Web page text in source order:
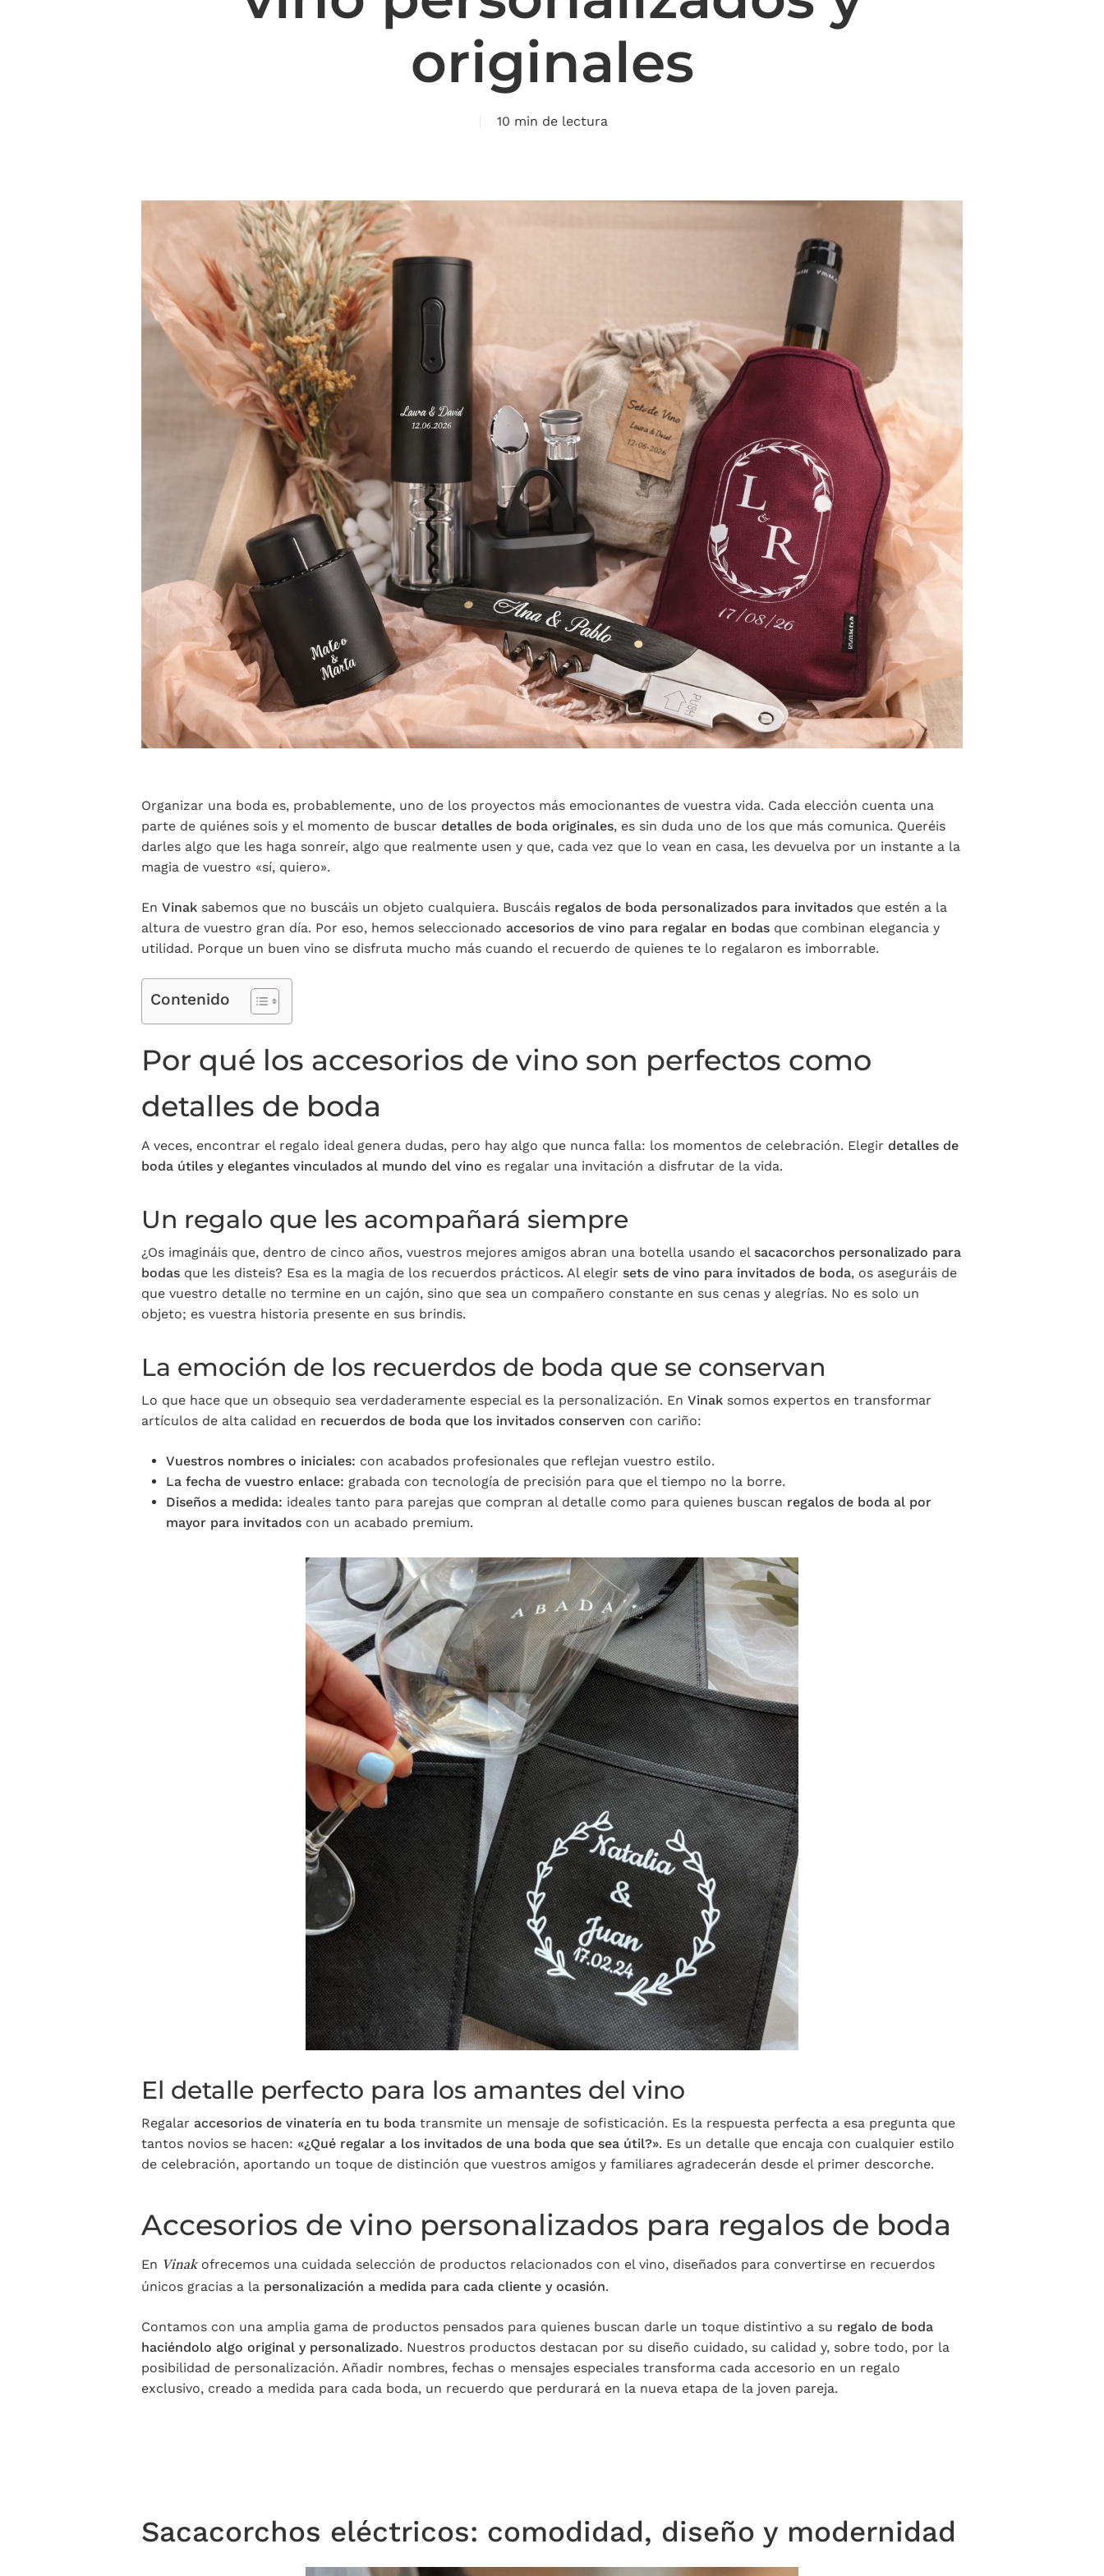
originales
10 min de lectura
Organizar una boda es, probablemente, uno de los proyectos más emocionantes de vuestra vida. Cada elección cuenta una
parte de quiénes sois y el momento de buscar detalles de boda originales, es sin duda uno de los que más comunica. Queréis
darles algo que les haga sonreír, algo que realmente usen y que, cada vez que lo vean en casa, les devuelva por un instante a la
magia de vuestro «sí, quiero».
En Vinak sabemos que no buscáis un objeto cualquiera. Buscáis regalos de boda personalizados para invitados que estén a la
altura de vuestro gran día. Por eso, hemos seleccionado accesorios de vino para regalar en bodas que combinan elegancia y
utilidad. Porque un buen vino se disfruta mucho más cuando el recuerdo de quienes te lo regalaron es imborrable.
Contenido
Por qué los accesorios de vino son perfectos como
detalles de boda
A veces, encontrar el regalo ideal genera dudas, pero hay algo que nunca falla: los momentos de celebración. Elegir detalles de
boda útiles y elegantes vinculados al mundo del vino es regalar una invitación a disfrutar de la vida.
Un regalo que les acompañará siempre
¿Os imagináis que, dentro de cinco años, vuestros mejores amigos abran una botella usando el sacacorchos personalizado para
bodas que les disteis? Esa es la magia de los recuerdos prácticos. Al elegir sets de vino para invitados de boda, os aseguráis de
que vuestro detalle no termine en un cajón, sino que sea un compañero constante en sus cenas y alegrías. No es solo un
objeto; es vuestra historia presente en sus brindis.
La emoción de los recuerdos de boda que se conservan
Lo que hace que un obsequio sea verdaderamente especial es la personalización. En Vinak somos expertos en transformar
artículos de alta calidad en recuerdos de boda que los invitados conserven con cariño:
Vuestros nombres o iniciales: con acabados profesionales que reflejan vuestro estilo.
La fecha de vuestro enlace: grabada con tecnología de precisión para que el tiempo no la borre.
Diseños a medida: ideales tanto para parejas que compran al detalle como para quienes buscan regalos de boda al por
mayor para invitados con un acabado premium.
El detalle perfecto para los amantes del vino
Regalar accesorios de vinatería en tu boda transmite un mensaje de sofisticación. Es la respuesta perfecta a esa pregunta que
tantos novios se hacen: «¿Qué regalar a los invitados de una boda que sea útil?». Es un detalle que encaja con cualquier estilo
de celebración, aportando un toque de distinción que vuestros amigos y familiares agradecerán desde el primer descorche.
Accesorios de vino personalizados para regalos de boda
En Vinakofrecemos una cuidada selección de productos relacionados con el vino, diseñados para convertirse en recuerdos
únicos gracias a la personalización a medida para cada cliente y ocasión.
Contamos con una amplia gama de productos pensados para quienes buscan darle un toque distintivo a su regalo de boda
haciéndolo algo original y personalizado. Nuestros productos destacan por su diseño cuidado, su calidad y, sobre todo, por la
posibilidad de personalización. Añadir nombres, fechas o mensajes especiales transforma cada accesorio en un regalo
exclusivo, creado a medida para cada boda, un recuerdo que perdurará en la nueva etapa de la joven pareja.
Sacacorchos eléctricos: comodidad, diseño y modernidad